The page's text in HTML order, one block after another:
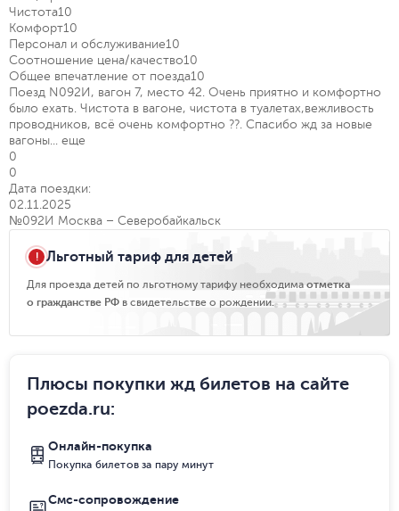
Чистота10
Комфорт10
Персонал и обслуживание10
Соотношение цена/качество10
Общее впечатление от поезда10
Поезд N092И, вагон 7, место 42. Очень приятно и комфортно
было ехать. Чистота в вагоне, чистота в туалетах,вежливость
проводников, всё очень комфортно ??. Спасибо жд за новые
вагоны... еще
0
0
Дата поездки:
02.11.2025
№092И Москва – Северобайкальск
Льготный тариф для детей
Для проезда детей по льготному тарифу необходима отметка
о гражданстве РФ в свидетельстве о рождении.
Плюсы покупки жд билетов на сайте
poezda.ru:
Онлайн-покупка
Покупка билетов за пару минут
Смс-сопровождение